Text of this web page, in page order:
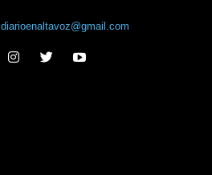
diarioenaltavoz@gmail.com